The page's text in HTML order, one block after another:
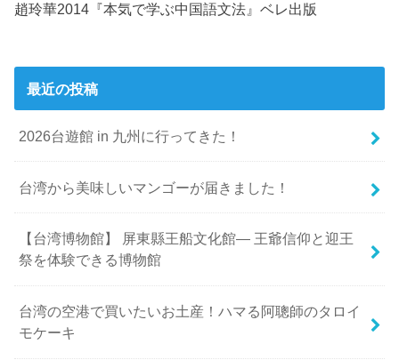
趙玲華2014 『本気で学ぶ中国語文法』ベレ出版
最近の投稿
2026台遊館 in 九州に行ってきた！
台湾から美味しいマンゴーが届きました！
【台湾博物館】 屏東縣王船文化館— 王爺信仰と迎王
祭を体験できる博物館
台湾の空港で買いたいお土産！ハマる阿聰師のタロイ
モケーキ